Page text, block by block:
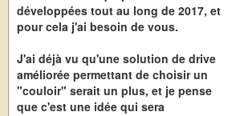
développées tout au long de 2017, et
pour cela j'ai besoin de vous.
J'ai déjà vu qu'une solution de drive
améliorée permettant de choisir un
"couloir" serait un plus, et je pense
que c'est une idée qui sera